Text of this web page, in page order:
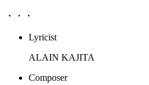
・・・
Lyricist
ALAIN KAJITA
Composer